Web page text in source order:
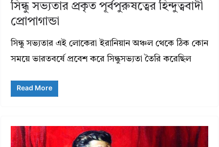
সিন্ধু সভ্যতার প্রকৃত পূর্বপুরুষত্বের হিন্দুত্ববাদী
প্রোপাগান্ডা
সিন্ধু সভ্যতার এই লোকেরা ইরানিয়ান অঞ্চল থেকে ঠিক কোন
সময়ে ভারতবর্ষে প্রবেশ করে সিন্ধুসভ্যতা তৈরি করেছিল
Read More